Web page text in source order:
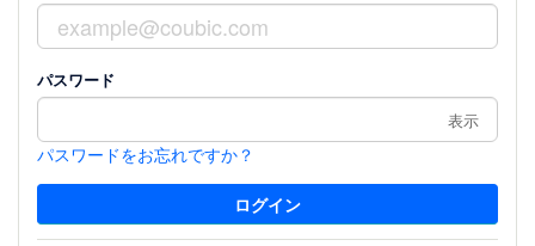
パスワード
表示
パスワードをお忘れですか？